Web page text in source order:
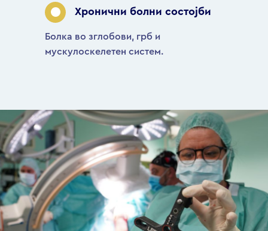
Хронични болни состојби
Болка во зглобови, грб и
мускулоскелетен систем.